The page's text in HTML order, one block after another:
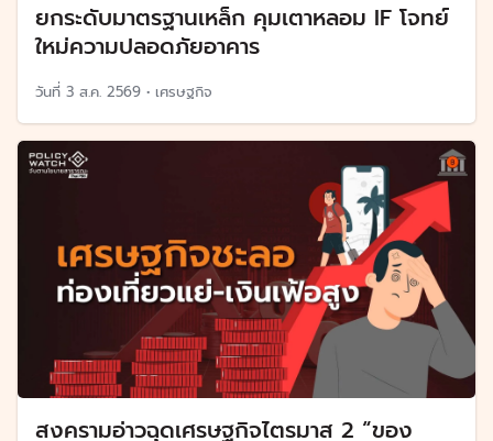
ยกระดับมาตรฐานเหล็ก คุมเตาหลอม IF โจทย์
ใหม่ความปลอดภัยอาคาร
วันที่ 3 ส.ค. 2569 • เศรษฐกิจ
สงครามอ่าวฉุดเศรษฐกิจไตรมาส 2 “ของ